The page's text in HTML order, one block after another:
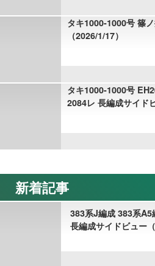
タキ1000-1000号 篠
（2026/1/17）
タキ1000-1000号
2084レ 長編成サイド
新着記事
383系J編成 383系A5
長編成サイドビュー